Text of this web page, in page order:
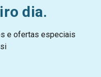
dia.
e ofertas especiais